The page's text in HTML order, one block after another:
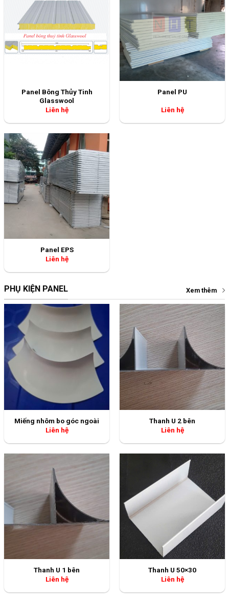
Panel EPS
Liên hệ
PHỤ KIỆN PANEL
Miếng nhôm bo góc ngoài
Liên hệ
Thanh U 2 bên
Liên hệ
Thanh U 1 bên
Thanh U 50×30
Liên hệ